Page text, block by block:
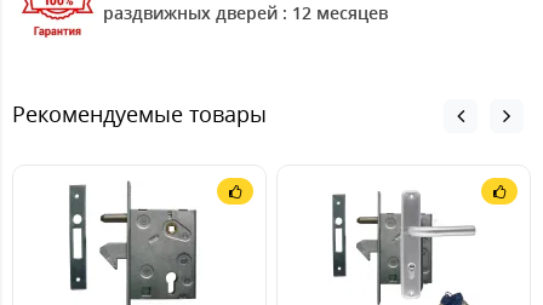
раздвижных дверей : 12 месяцев
Рекомендуемые товары